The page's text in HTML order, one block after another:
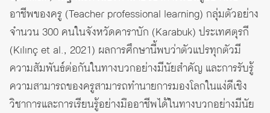
อาชีพของครู (Teacher professional learning) กลุ่มตัวอย่าง
จำนวน 300 คนในจังหวัดคาราบัก (Karabuk) ประเทศตุรกี
(Kılınç et al., 2021) ผลการศึกษานี้พบว่าตัวแปรทุกตัวมี
ความสัมพันธ์ต่อกันในทางบวกอย่างมีนัยสำคัญ และการรับรู้
ความสามารถของครูสามารถทำนายการมองโลกในแง่ดีเชิง
วิชาการและการเรียนรู้อย่างมืออาชีพได้ในทางบวกอย่างมีนัย